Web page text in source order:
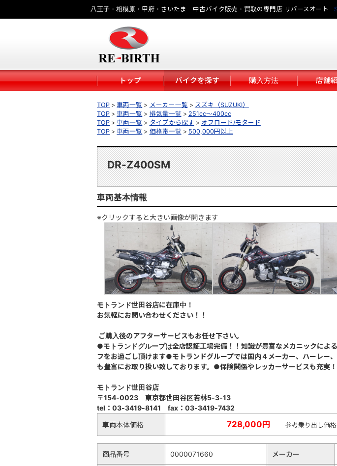
八王子・相模原・甲府・さいたま 中古バイク販売・買取の専門店 リバースオート
トップ バイクを探す 購入方法 店舗
TOP 車両一覧 メーカー一覧
スズキ（SUZUKI）
TOP
車両一覧 排気量一覧
251cc～400cc
TOP
車両一覧 タイプから探す
オフロード/モタード
TOP
車両一覧 価格帯一覧 500,000円以上
DR-Z400SM
車両基本情報
※クリックすると大きい画像が開きます
モトランド世田谷店に在庫中！
お気軽にお問い合わせください！！
ご購入後のアフターサービスもお任せ下さい。
●モトランドグループは全店認証工場完備！！知識が豊富なメカニックによ
フをお過ごし頂けます●モトランドグループでは国内４メーカー、ハーレー
も豊富にお取り扱い致しております。●保険関係やレッカーサービスも充実
モトランド世田谷店
〒154-0023 東京都世田谷区若林5-3-13
tel ：03-3419-8141 fax：03-3419-7432
車両本体価格
728,000円 参考乗り出し価
商品番号 0000071660 メーカー